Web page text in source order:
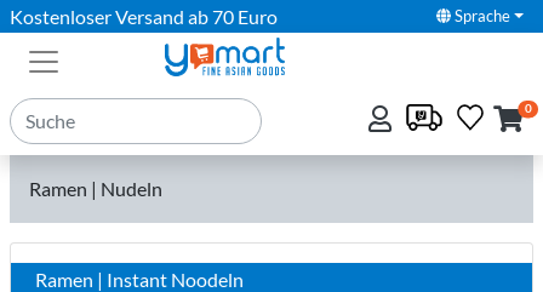
Kostenloser Versand ab 70 Euro Sprache
0
Ramen | Nudeln
Ramen | Instant Noodeln